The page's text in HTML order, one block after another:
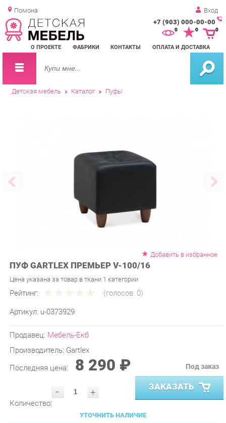
Помона Вход
+7 (903) 000-00-00
О ПРОЕКТЕ ФАБРИКИ КОНТАКТЫ ОПЛАТА И ДОСТАВКА
0 0
Детская мебель Каталог Пуфы
ПУФ GARTLEX ПРЕМЬЕР V-100/16
Цена указана за товар в ткани 1 категории
Рейтинг: (голосов:0)
u-0373929
Производитель:Gartlex
Последняя цена: 8 290 ₽
- ЗАКАЗАТЬ
УТОЧНИТЬ НАЛИЧИЕ
ПРИГЛАСИТЬ ЗАМЕРЩИКА